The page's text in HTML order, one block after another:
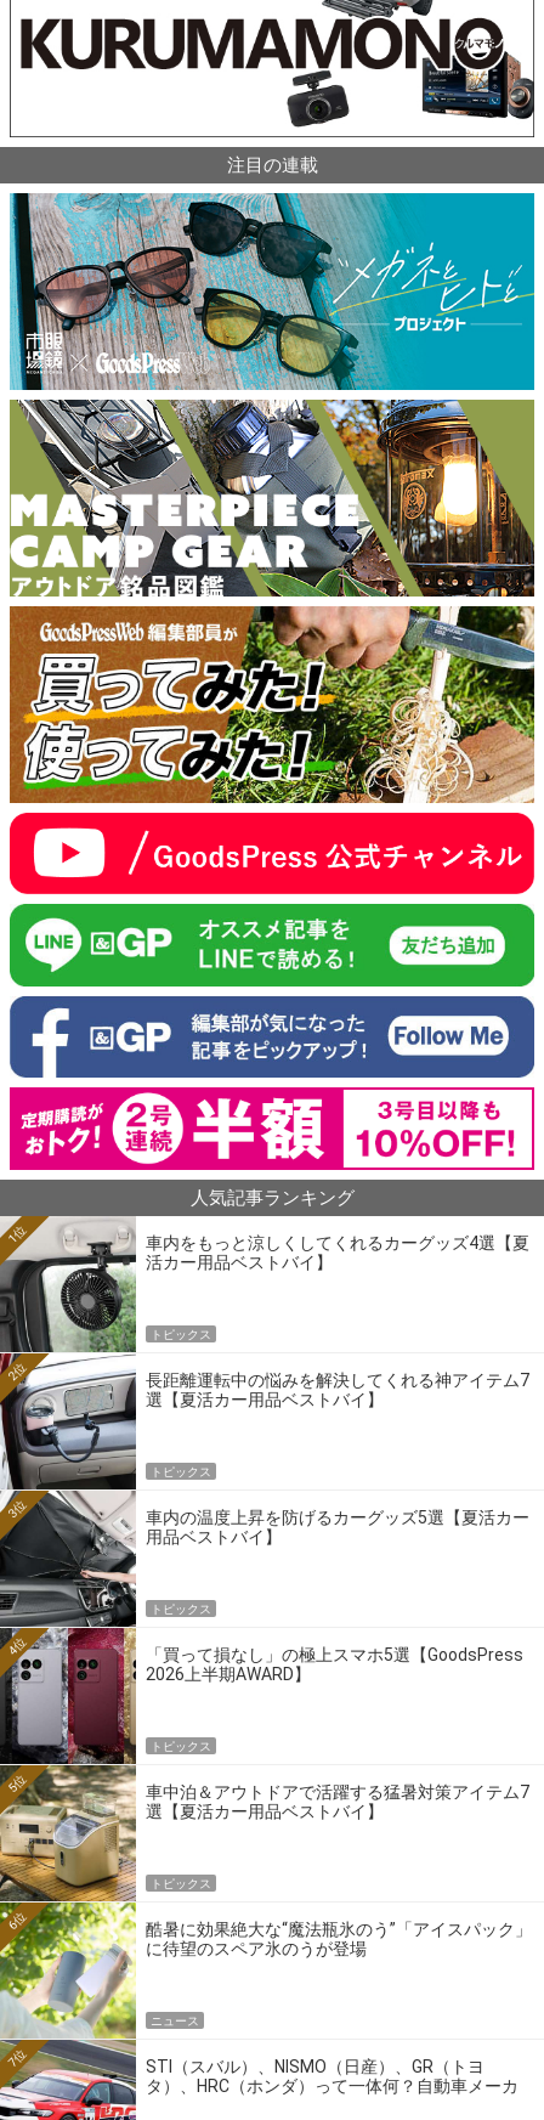
注目の連載
人気記事ランキング
車内をもっと涼しくしてくれるカーグッズ4選【夏
活カー用品ベストバイ】
1位
トピックス
長距離運転中の悩みを解決してくれる神アイテム7
選【夏活カー用品ベストバイ】
2位
トピックス
車内の温度上昇を防げるカーグッズ5選【夏活カー
用品ベストバイ】
3位
トピックス
「買って損なし」の極上スマホ5選【GoodsPress
2026上半期AWARD】
4位
トピックス
車中泊＆アウトドアで活躍する猛暑対策アイテム7
選【夏活カー用品ベストバイ】
5位
トピックス
酷暑に効果絶大な“魔法瓶氷のう”「アイスパック」
に待望のスペア氷のうが登場
6位
ニュース
STI（スバル）、NISMO（日産）、GR（トヨ
タ）、HRC（ホンダ）って一体何？自動車メーカ
7位